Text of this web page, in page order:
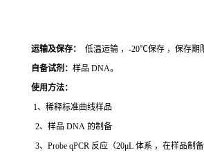
运输及保存：
低温运输 ，-20℃保存 ，保存期
自备试剂： 样品 DNA。
使用方法：
1、稀释标准曲线样品
2、样品 DNA 的制备
3、Probe qPCR 反应（20μL 体系 ，在样品制备